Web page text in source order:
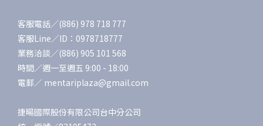
客服電話／(886) 978 718 777
客服Line／ID：0978718777
業務洽談／(886) 905 101 568
時間／週一至週五 9:00 - 18:00
電郵／ mentariplaza@gmail.com
捷暘國際股份有限公司台中分公司